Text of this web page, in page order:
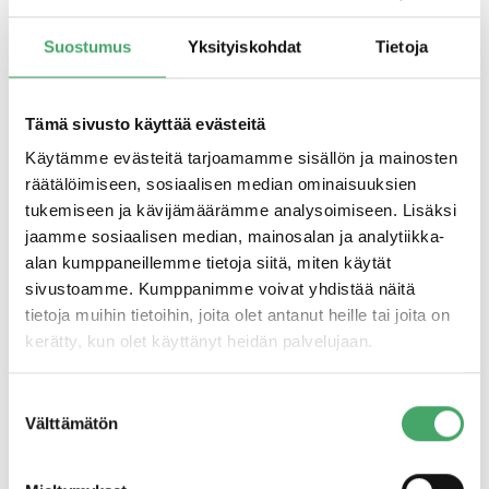
Suostumus Yksityiskohdat Tietoja
Tämä sivusto käyttää evästeitä
Käytämme evästeitä tarjoamamme sisällön ja mainosten
räätälöimiseen, sosiaalisen median ominaisuuksien
tukemiseen ja kävijämäärämme analysoimiseen. Lisäksi
jaamme sosiaalisen median, mainosalan ja analytiikka-
alan kumppaneillemme tietoja siitä, miten käytät
sivustoamme. Kumppanimme voivat yhdistää näitä
tietoja muihin tietoihin, joita olet antanut heille tai joita on
kerätty, kun olet käyttänyt heidän palvelujaan.
valinta
Välttämätön
Jatkuvuutta ja tinkimätöntä
tekemistä
Tehty järjestely varmistaa toiminnan jatkuvuuden
muuttumattomana. Niin yhtiön henkilöstö kuin
toimitusjohtaja Esa Yli-Jaskarikin jatkavat tehtävissään.
– Tässä vaiheessa työuraa pitää miettiä omia tulevaisuuden
vaihtoehtoja etupainotteisesti, joten halusin varmistaa
Surgeonin seuraavat kehitysaskeleet hyvissä ajoin.
Kaikkia osapuolia hyödyttää myös se, että järjestelyyn
sisältyy muutaman vuoden siirtymävaihe, Surgeon Oy:n